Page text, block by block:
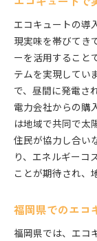
エコキュートの導
現実味を帯びてき
ーを活用すること
テムを実現してい
で、昼間に発電さ
電力会社からの購
は地域で共同で太
住民が協力し合い
り、エネルギーコ
ことが期待され、
福岡県でのエコ
福岡県では、エコ